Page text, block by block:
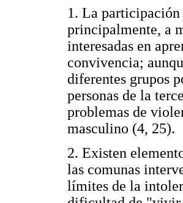
1. La
principalmente, a
interesadas en
convivencia;
diferentes grupos
personas de la
problemas de
masculino (4, 25).
2. Existen
las comunas
límites de la